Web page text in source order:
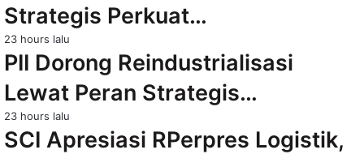
Strategis Perkuat…
23 hours lalu
PII Dorong Reindustrialisasi
Lewat Peran Strategis…
23 hours lalu
SCI Apresiasi RPerpres Logistik,